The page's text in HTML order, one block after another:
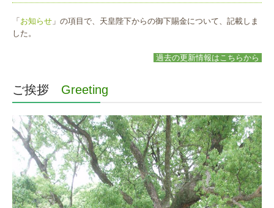
「 お知らせ 」の項目で、天皇陛下からの御下賜金について、記載しま
した。
過去の更新情報はこちらから
ご挨拶 Greeting